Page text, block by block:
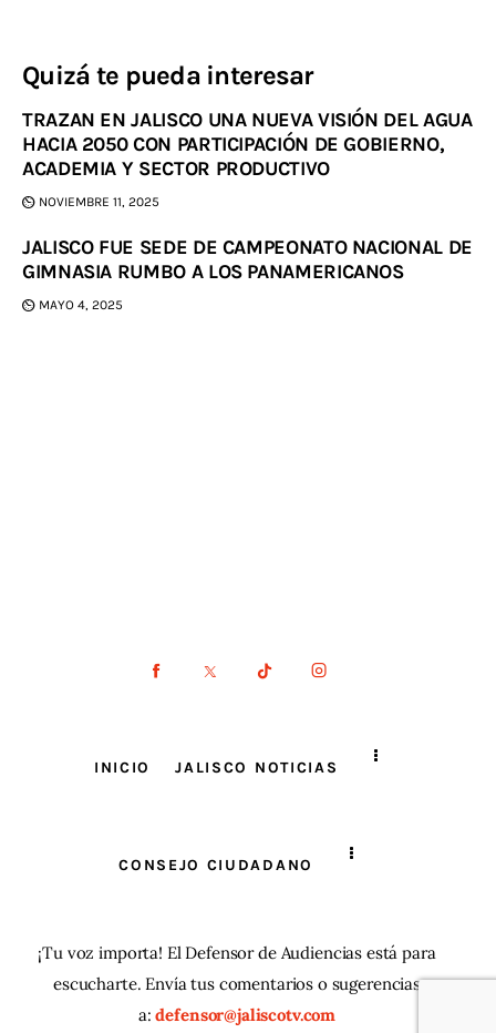
Quizá te pueda interesar
TRAZAN EN JALISCO UNA NUEVA VISIÓN DEL AGUA
HACIA 2050 CON PARTICIPACIÓN DE GOBIERNO,
ACADEMIA Y SECTOR PRODUCTIVO
NOVIEMBRE 11, 2025
JALISCO FUE SEDE DE CAMPEONATO NACIONAL DE
GIMNASIA RUMBO A LOS PANAMERICANOS
MAYO 4, 2025
INICIO JALISCO NOTICIAS
CONSEJO CIUDADANO
¡Tu voz importa! El Defensor de Audiencias está para
escucharte. Envía tus comentarios o sugerencias
a:defensor@jaliscotv.com